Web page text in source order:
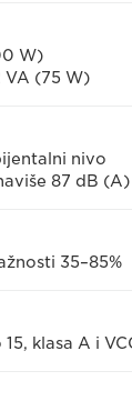
W)
VA (75 W)
nivo
87 dB (A)
35–85%
klasa A i